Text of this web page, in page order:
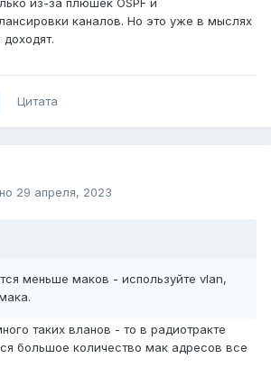
из-за плюшек OSPF и
каналов. Но это уже в мыслях
Цитата
29 апреля, 2023
меньше маков - используйте vlan,
таких вланов - то в радиотракте
большое количество мак адресов все